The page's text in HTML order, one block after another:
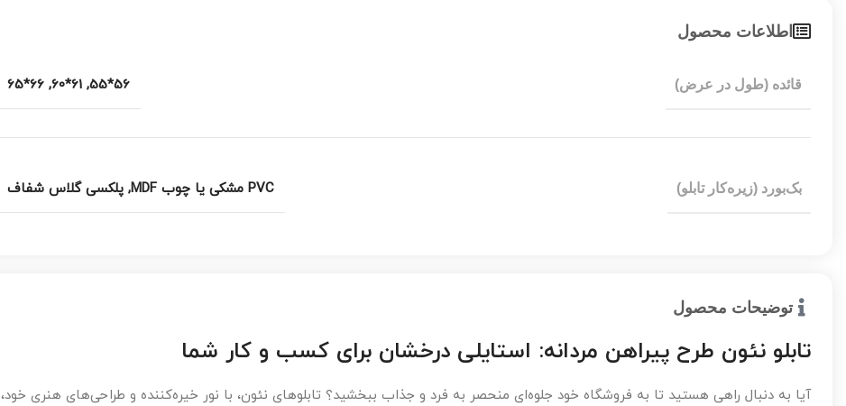
اطلاعات محصول
قائده (طول در عرض) 56*55
,
61*60
,
66*65
بک‌بورد (زیره‌کار تابلو) PVC مشکی یا چوب MDF , پلکسی گلاس شفاف
توضیحات محصول
تابلو نئون طرح پیراهن مردانه: استایلی درخشان برای کسب و کار شما
آیا به دنبال راهی هستید تا به فروشگاه خود جلوه‌ای منحصر به فرد و جذاب ببخشید؟ تابلوهای نئون، با نور خیره‌کننده و طراحی‌های هنری خود،